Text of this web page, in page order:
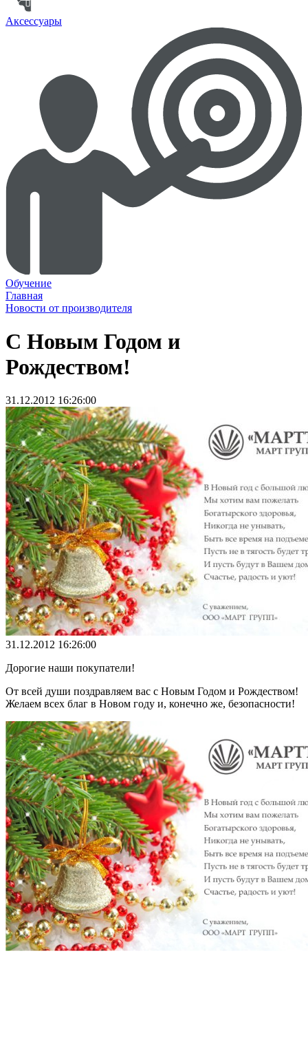
Аксессуары
Обучение
Главная
Новости от производителя
С Новым Годом и
Рождеством!
31.12.2012 16:26:00
31.12.2012 16:26:00
Дорогие наши покупатели!
От всей души поздравляем вас с Новым Годом и Рождеством!
Желаем всех благ в Новом году и, конечно же, безопасности!